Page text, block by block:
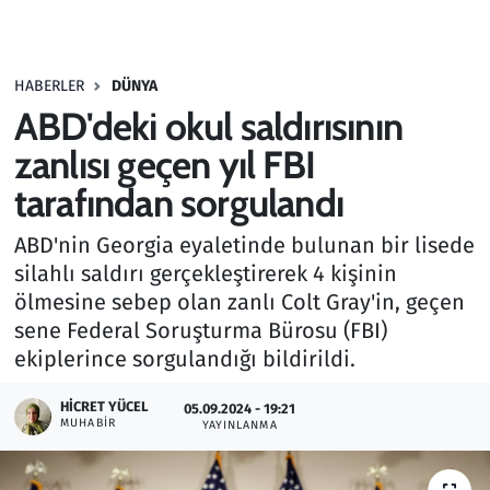
HABERLER DÜNYA
ABD'deki okul saldırısının
zanlısı geçen yıl FBI
tarafından sorgulandı
ABD'nin Georgia eyaletinde bulunan bir lisede
silahlı saldırı gerçekleştirerek 4 kişinin
ölmesine sebep olan zanlı Colt Gray'in, geçen
sene Federal Soruşturma Bürosu (FBI)
ekiplerince sorgulandığı bildirildi.
HICRET YÜCEL
MUHABIR
05.09.2024 - 19:21
YAYINLANMA
Haber
Kültür Sanat
Kurumsal Haberler
Lezzet Durağı
Memur ve Kamu
Otomobil
Oyun
Ramazan